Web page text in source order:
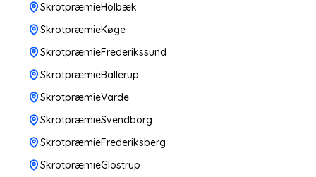
SkrotpræmieHolbæk
SkrotpræmieKøge
SkrotpræmieFrederikssund
SkrotpræmieBallerup
SkrotpræmieVarde
SkrotpræmieSvendborg
SkrotpræmieFrederiksberg
SkrotpræmieGlostrup